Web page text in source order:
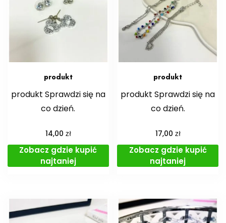
produkt
produkt Sprawdzi się na
co dzień.
14,00 zł
Zobacz gdzie kupić
najtaniej
produkt
produkt Sprawdzi się na
co dzień.
17,00 zł
Zobacz gdzie kupić
najtaniej